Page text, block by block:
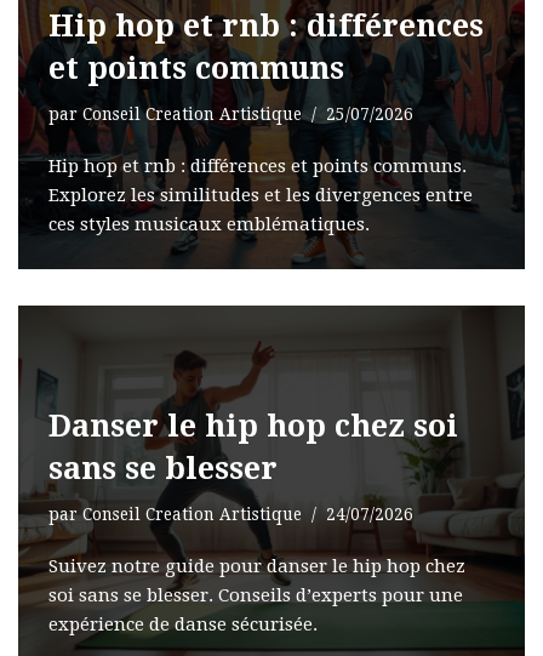
Hip hop et rnb : différences
et points communs
par Conseil Creation Artistique 25/07/2026
Hip hop et rnb : différences et points communs.
Explorez les similitudes et les divergences entre
ces styles musicaux emblématiques.
Danser le hip hop chez soi
sans se blesser
parConseil Creation Artistique 24/07/2026
Suivez notre guide pour danser le hip hop chez
soi sans se blesser. Conseils d’experts pour une
expérience de danse sécurisée.